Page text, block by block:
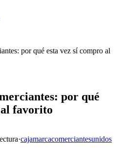
por qué esta vez sí compro al
por qué
al favorito
·cajamarcacomerciantesunidos